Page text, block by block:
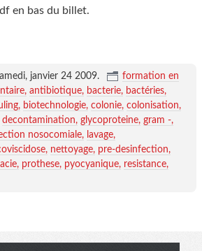
en bas du billet.
janvier 24 2009.
formation en
antibiotique bacterie
bactéries
biotechnologie colonie colonisation
decontamination glycoproteine gram -
nosocomiale
lavage
nettoyage pre-desinfection
prothese pyocyanique resistance